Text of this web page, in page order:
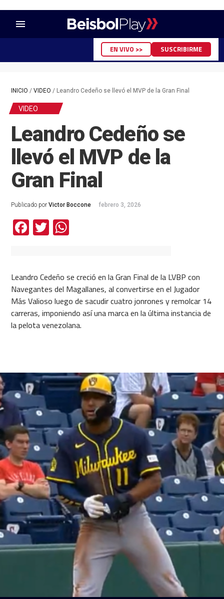
menu
EN VIVO >> SUSCRIBIRME
INICIO / VIDEO / Leandro Cedeño se llevó el MVP de la Gran Final
VIDEO
Leandro Cedeño se
llevó el MVP de la
Gran Final
Publicado por Victor Boccone febrero 3, 2026
Facebook
TwitterWhatsApp
Leandro Cedeño se creció en la Gran Final de la LVBP con
Navegantes del Magallanes, al convertirse en el Jugador
Más Valioso luego de sacudir cuatro jonrones y remolcar 14
carreras, imponiendo así una marca en la última instancia de
la pelota venezolana.